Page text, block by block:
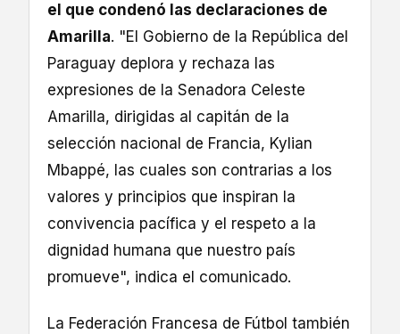
el que condenó las declaraciones de
Amarilla. "El Gobierno de la República del
Paraguay deplora y rechaza las
expresiones de la Senadora Celeste
Amarilla, dirigidas al capitán de la
selección nacional de Francia, Kylian
Mbappé, las cuales son contrarias a los
valores y principios que inspiran la
convivencia pacífica y el respeto a la
dignidad humana que nuestro país
promueve", indica el comunicado.
La Federación Francesa de Fútbol también